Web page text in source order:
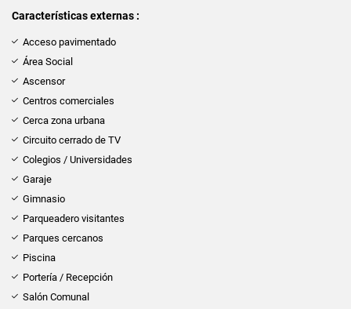
Características externas :
Acceso pavimentado
Área Social
Ascensor
Centros comerciales
Cerca zona urbana
Circuito cerrado de TV
Colegios / Universidades
Garaje
Gimnasio
Parqueadero visitantes
Parques cercanos
Piscina
Portería / Recepción
Salón Comunal